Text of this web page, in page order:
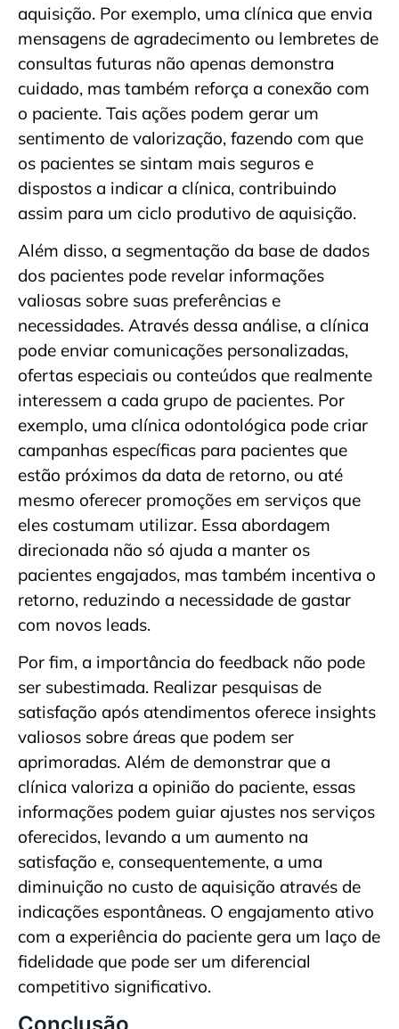
aquisição. Por exemplo, uma clínica que envia
mensagens de agradecimento ou lembretes de
consultas futuras não apenas demonstra
cuidado, mas também reforça a conexão com
o paciente. Tais ações podem gerar um
sentimento de valorização, fazendo com que
os pacientes se sintam mais seguros e
dispostos a indicar a clínica, contribuindo
assim para um ciclo produtivo de aquisição.
Além disso, a segmentação da base de dados
dos pacientes pode revelar informações
valiosas sobre suas preferências e
necessidades. Através dessa análise, a clínica
pode enviar comunicações personalizadas,
ofertas especiais ou conteúdos que realmente
interessem a cada grupo de pacientes. Por
exemplo, uma clínica odontológica pode criar
campanhas específicas para pacientes que
estão próximos da data de retorno, ou até
mesmo oferecer promoções em serviços que
eles costumam utilizar. Essa abordagem
direcionada não só ajuda a manter os
pacientes engajados, mas também incentiva o
retorno, reduzindo a necessidade de gastar
com novos leads.
Por fim, a importância do feedback não pode
ser subestimada. Realizar pesquisas de
satisfação após atendimentos oferece insights
valiosos sobre áreas que podem ser
aprimoradas. Além de demonstrar que a
clínica valoriza a opinião do paciente, essas
informações podem guiar ajustes nos serviços
oferecidos, levando a um aumento na
satisfação e, consequentemente, a uma
diminuição no custo de aquisição através de
indicações espontâneas. O engajamento ativo
com a experiência do paciente gera um laço de
fidelidade que pode ser um diferencial
competitivo significativo.